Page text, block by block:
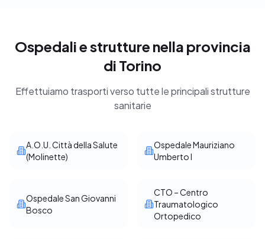
Ospedali e strutture nella provincia
di Torino
Effettuiamo trasporti verso tutte le principali strutture
sanitarie
A.O.U. Città della Salute
(Molinette)
Ospedale Mauriziano
Umberto I
Ospedale San Giovanni
Bosco
CTO – Centro
Traumatologico
Ortopedico